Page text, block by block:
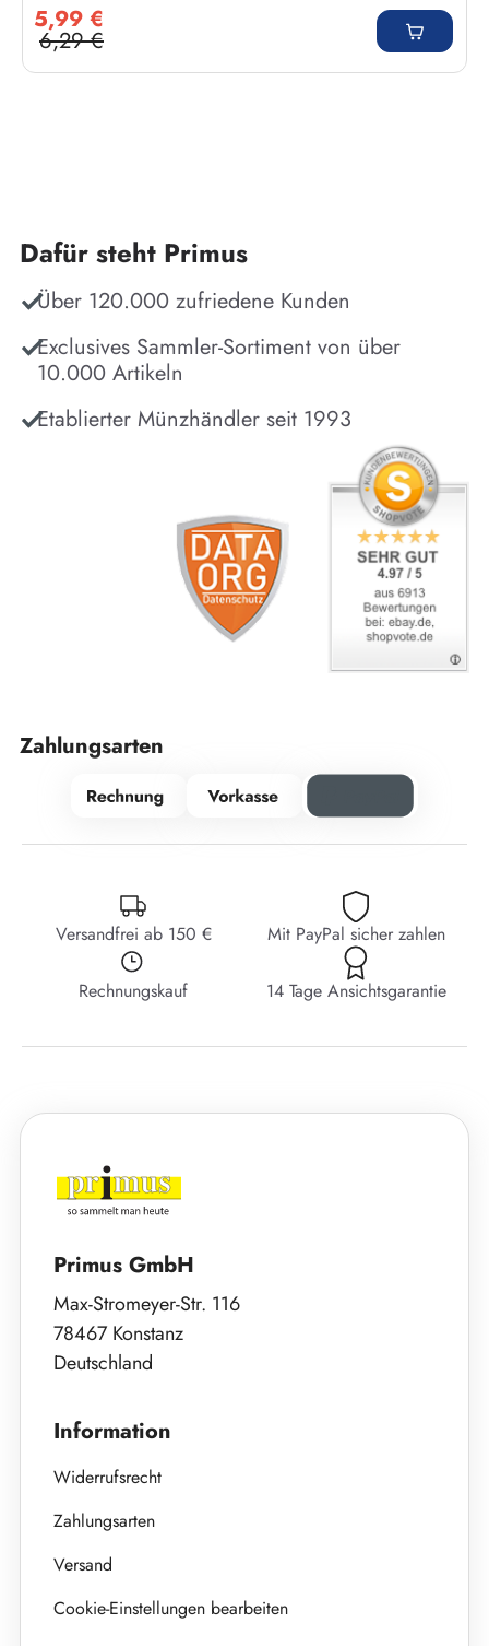
5,99 €
Regulärer Preis:
6,29 €
Dafür steht Primus
Über 120.000 zufriedene Kunden
Exclusives Sammler-Sortiment von über
10.000 Artikeln
Etablierter Münzhändler seit 1993
Zahlungsarten
Versandfrei ab 150 € Mit PayPal sicher zahlen
Rechnungskauf 14 Tage Ansichtsgarantie
Primus GmbH
Max-Stromeyer-Str. 116
78467 Konstanz
Deutschland
Information
Widerrufsrecht
Zahlungsarten
Versand
Cookie-Einstellungen bearbeiten